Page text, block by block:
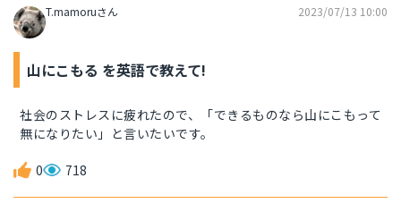
T.mamoruさん 2023/07/13 10:00
山にこもる を英語で教えて!
社会のストレスに疲れたので、「できるものなら山にこもって
無になりたい」と言いたいです。
0 718